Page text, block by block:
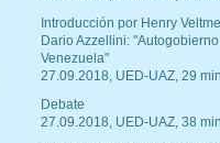
Introducción por Henry
Dario Azzellini:
Venezuela"
27.09.2018, UED-UAZ, 29
Debate
27.09.2018, UED-UAZ, 38